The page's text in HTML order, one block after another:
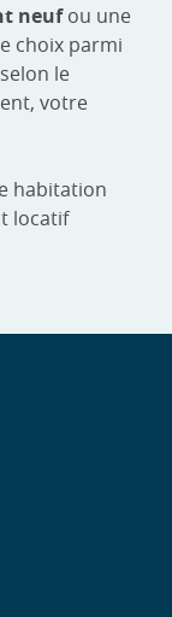
neufou une
choix parmi
le
votre
habitation
locatif